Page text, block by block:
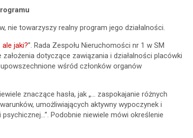
nie towarzyszy realny program jego działalności.
ale jaki?”. Rada Zespołu Nieruchomości nr 1 w SM
dotyczące zawiązania i działalności placówki
wśród członków organów
znaczące hasła, jak „… zaspokajanie różnych
umożliwiających aktywny wypoczynek i
Podobnie niewiele mówi określenie